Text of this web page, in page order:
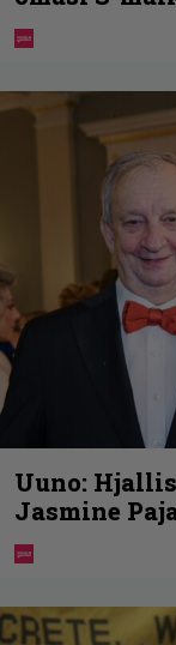
Uuno:
Jasmine